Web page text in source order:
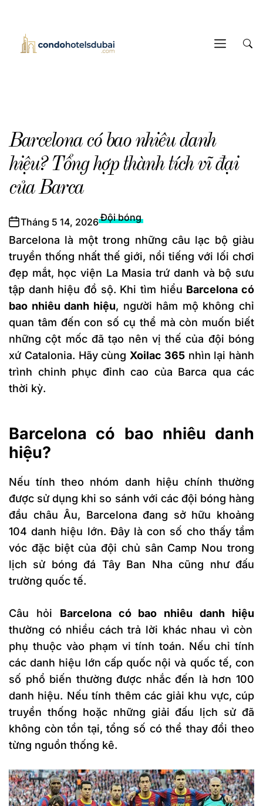
content
Barcelona có bao nhiêu danh
hiệu? Tổng hợp thành tích vĩ đại
của Barca
Tháng 5 14, 2026Đội bóng
Barcelona là một trong những câu lạc bộ giàu
truyền thống nhất thế giới, nổi tiếng với lối chơi
đẹp mắt, học viện La Masia trứ danh và bộ sưu
tập danh hiệu đồ sộ. Khi tìm hiểu Barcelona có
bao nhiêu danh hiệu, người hâm mộ không chỉ
quan tâm đến con số cụ thể mà còn muốn biết
những cột mốc đã tạo nên vị thế của đội bóng
xứ Catalonia. Hãy cùng Xoilac 365nhìn lại hành
trình chinh phục đỉnh cao của Barca qua các
thời kỳ.
Barcelona có bao nhiêu danh
hiệu?
Nếu tính theo nhóm danh hiệu chính thường
được sử dụng khi so sánh với các đội bóng hàng
đầu châu Âu, Barcelona đang sở hữu khoảng
104 danh hiệu lớn. Đây là con số cho thấy tầm
vóc đặc biệt của đội chủ sân Camp Nou trong
lịch sử bóng đá Tây Ban Nha cũng như đấu
trường quốc tế.
Câu hỏi Barcelona có bao nhiêu danh hiệu
thường có nhiều cách trả lời khác nhau vì còn
phụ thuộc vào phạm vi tính toán. Nếu chỉ tính
các danh hiệu lớn cấp quốc nội và quốc tế, con
số phổ biến thường được nhắc đến là hơn 100
danh hiệu. Nếu tính thêm các giải khu vực, cúp
truyền thống hoặc những giải đấu lịch sử đã
không còn tồn tại, tổng số có thể thay đổi theo
từng nguồn thống kê.